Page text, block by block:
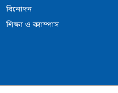
বিনোদন
শিক্ষা ও ক্যাম্পাস